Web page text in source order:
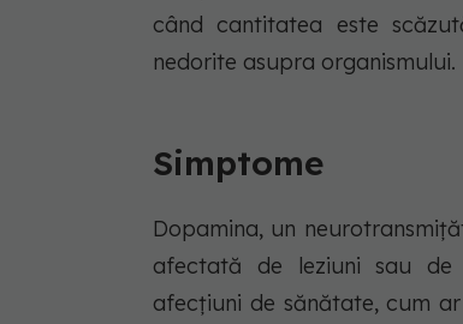
când cantitatea este
nedorite asupra organismului.
Simptome
Dopamina, un
afectată de leziuni sau de
afecțiuni de sănătate, cum